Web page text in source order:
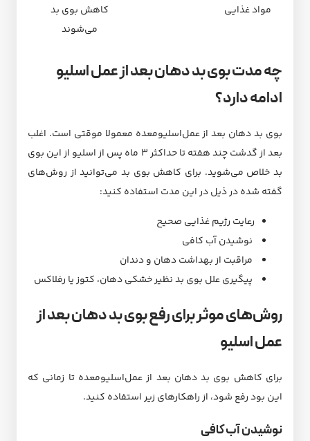
مواد غذایی
کاهش بوی بد
می‌شوند
چه مدت بوی بد دهان بعد از عمل اسلیو
ادامه دارد؟
بوی بد دهان بعد از عمل‌اسلیو‌معده معمولا موقتی است. اغلب
بعد از گدشت چند هفته تا حداکثر ۳ ماه پس از اسلیو از این بوی
بد خلاص می‌شوید. برای کاهش بوی بد می‌توانید از روش‌های
گفته شده در ذیل در این مدت استفاده کنید:
رعایت رژیم غذایی صحیح
نوشیدن آب کافی
مراقبت از بهداشت دهان و دندان
پیگیری علل بوی بد نظیر خشکی دهان، کتوز یا رفلاکس
روش‌های موثر برای رفع بوی بد دهان بعد از
عمل اسلیو
برای کاهش بوی بد دهان بعد از عمل‌اسلیو‌معده تا زمانی که
این بود رفع شود، از راهکارهای زیر استفاده کنید.
نوشیدن آب کافی